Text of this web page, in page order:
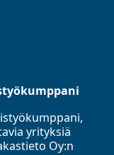
yrityksiä
Oy:n